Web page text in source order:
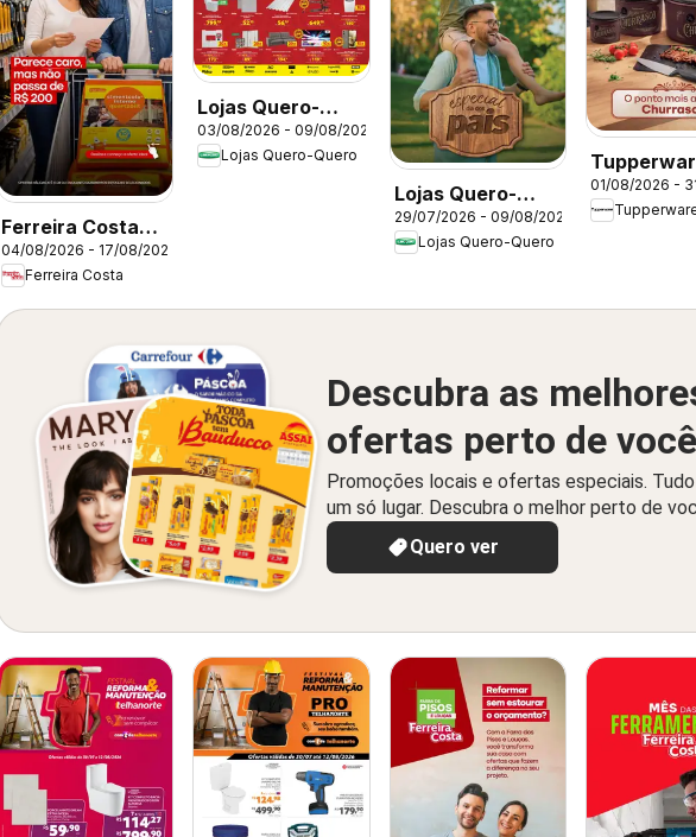
Ferreira Costa
ofertas de Pisos
04/08/2026 - 17/08/2026
Ferreira Costa
Lojas Quero-
Quero ofertas
Aniversario
03/08/2026 - 09/08/2026
Lojas Quero-Quero
Lojas Quero-
Quero - Ofertas
atuais
29/07/2026 - 09/08/2026
Lojas Quero-Quero
catálogo
08
01/08/2026 -
Descubra as
ofertas perto de você
Promoções locais e ofertas especiais.
um só lugar. Descubra o melhor perto de
Quero ver